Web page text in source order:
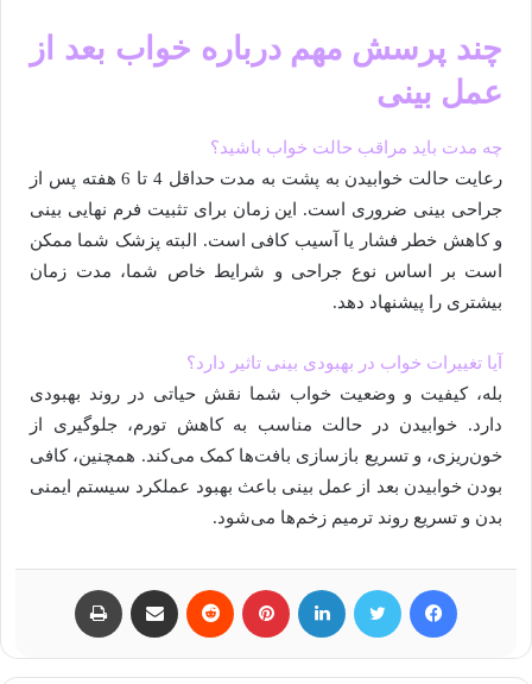
چند پرسش مهم درباره خواب بعد از
عمل بینی
چه مدت باید مراقب حالت خواب باشید؟
رعایت حالت خوابیدن به پشت به مدت حداقل 4 تا 6 هفته پس از
جراحی بینی ضروری است. این زمان برای تثبیت فرم نهایی بینی
و کاهش خطر فشار یا آسیب کافی است. البته پزشک شما ممکن
است بر اساس نوع جراحی و شرایط خاص شما، مدت زمان
بیشتری را پیشنهاد دهد.
آیا تغییرات خواب در بهبودی بینی تاثیر دارد؟
بله، کیفیت و وضعیت خواب شما نقش حیاتی در روند بهبودی
دارد. خوابیدن در حالت مناسب به کاهش تورم، جلوگیری از
خون‌ریزی، و تسریع بازسازی بافت‌ها کمک می‌کند. همچنین، کافی
بودن خوابیدن بعد از عمل بینی باعث بهبود عملکرد سیستم ایمنی
بدن و تسریع روند ترمیم زخم‌ها می‌شود.